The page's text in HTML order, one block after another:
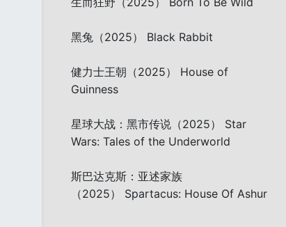
黑兔（2025） Black Rabbit
健力士王朝（2025） House of
Guinness
星球大战：黑市传说（2025） Star
Wars: Tales of the Underworld
斯巴达克斯：亚述家族
（2025） Spartacus: House Of Ashur